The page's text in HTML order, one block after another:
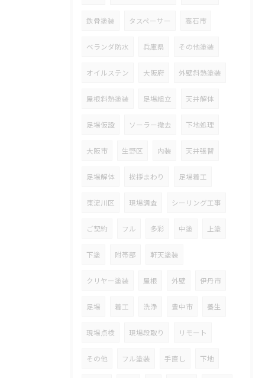
鉄骨塗装 タスペーサー 高石市
ベランダ防水 兵庫県 その他塗装
オイルステン 大阪府 外壁斜熱塗装
屋根斜熱塗装 足場組立 天井解体
足場仮設 ソーラー撤去 下地処理
大阪市 生野区 内装 天井張替
足場解体 挨拶まわり 足場着工
東淀川区 現場調査 シーリング工事
ご契約 フル 多彩 中塗 上塗
下塗 附帯部 軒天塗装
クリヤー塗装 屋根 外壁 伊丹市
足場 着工 洗浄 豊中市 養生
現場点検 現場段取り リモート
その他 フル塗装 手直し 下地